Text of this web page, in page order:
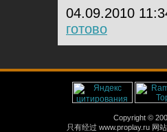
04.09.2010
готово
Copyright ©
只有经过 www.proplay.ru 网